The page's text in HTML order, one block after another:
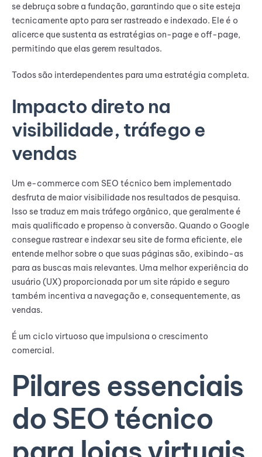
se debruça sobre a fundação, garantindo que o site esteja
tecnicamente apto para ser rastreado e indexado. Ele é o
alicerce que sustenta as estratégias on-page e off-page,
permitindo que elas gerem resultados.
Todos são interdependentes para uma estratégia completa.
Impacto direto na
visibilidade, tráfego e
vendas
Um e-commerce com SEO técnico bem implementado
desfruta de maior visibilidade nos resultados de pesquisa.
Isso se traduz em mais tráfego orgânico, que geralmente é
mais qualificado e propenso à conversão. Quando o Google
consegue rastrear e indexar seu site de forma eficiente, ele
entende melhor sobre o que suas páginas são, exibindo-as
para as buscas mais relevantes. Uma melhor experiência do
usuário (UX) proporcionada por um site rápido e seguro
também incentiva a navegação e, consequentemente, as
vendas.
É um ciclo virtuoso que impulsiona o crescimento
comercial.
Pilares essenciais
do SEO técnico